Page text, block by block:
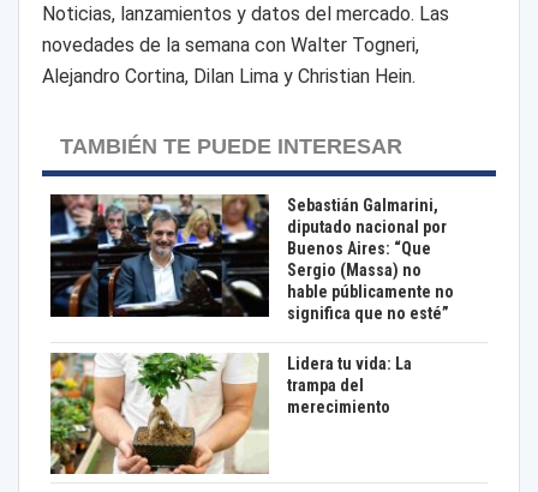
Noticias, lanzamientos y datos del mercado. Las
novedades de la semana con Walter Togneri,
Alejandro Cortina, Dilan Lima y Christian Hein.
TAMBIÉN TE PUEDE INTERESAR
Sebastián Galmarini,
diputado nacional por
Buenos Aires: “Que
Sergio (Massa) no
hable públicamente no
significa que no esté”
Lidera tu vida: La
trampa del
merecimiento